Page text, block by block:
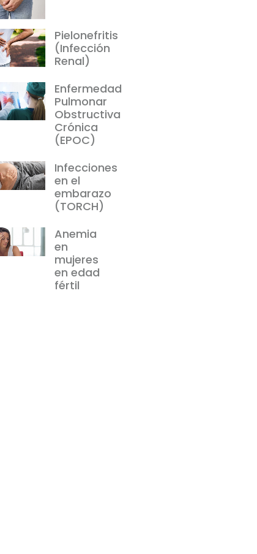
Pielonefritis
(Infección
Renal)
Enfermedad
Pulmonar
Obstructiva
Crónica
(EPOC)
Infecciones
en el
embarazo
(TORCH)
Anemia
en
mujeres
en edad
fértil